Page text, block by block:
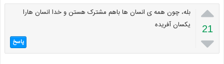

21

بله، چون همه ی انسان ها باهم مشترک هستن و خدا انسان هارا
یکسان آفریده
پاسخ